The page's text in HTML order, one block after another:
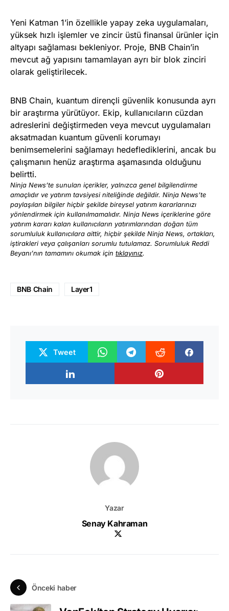
Yeni Katman 1’in özellikle yapay zeka uygulamaları,
yüksek hızlı işlemler ve zincir üstü finansal ürünler için
altyapı sağlaması bekleniyor. Proje, BNB Chain’in
mevcut ağ yapısını tamamlayan ayrı bir blok zinciri
olarak geliştirilecek.
BNB Chain, kuantum dirençli güvenlik konusunda ayrı
bir araştırma yürütüyor. Ekip, kullanıcıların cüzdan
adreslerini değiştirmeden veya mevcut uygulamaları
aksatmadan kuantum güvenli korumayı
benimsemelerini sağlamayı hedeflediklerini, ancak bu
çalışmanın henüz araştırma aşamasında olduğunu
belirtti.
Ninja News’te sunulan içerikler, yalnızca genel bilgilendirme
amaçlıdır ve yatırım tavsiyesi niteliğinde değildir. Ninja News’te
paylaşılan bilgiler hiçbir şekilde bireysel yatırım kararlarınızı
yönlendirmek için kullanılmamalıdır. Ninja News içeriklerine göre
yatırım kararı kalan kullanıcıların yatırımlarından doğan tüm
sorumluluk kullanıcılara aittir, hiçbir şekilde Ninja News, ortakları,
iştirakleri veya çalışanları sorumlu tutulamaz. Sorumluluk Reddi
Beyanı’nın tamamını okumak için tıklayınız.
BNB Chain Layer1
Tweet
Yazar
Senay Kahraman
Önceki haber